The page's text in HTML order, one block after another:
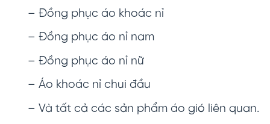
– Đồng phục áo khoác nỉ
– Đồng phục áo nỉ nam
– Đồng phục áo nỉ nữ
– Áo khoác nỉ chui đầu
– Và tất cả các sản phẩm áo gió liên quan.